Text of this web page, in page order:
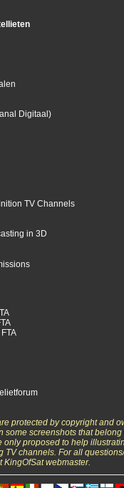
Digitaal)
TV Channels
in 3D
protected by copyright and
some screenshots that
only proposed to help
TV channels. For all
KingOfSat webmaster.